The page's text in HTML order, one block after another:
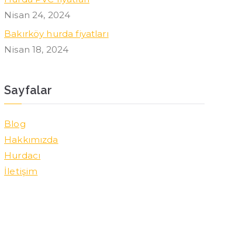
Nisan 24, 2024
Bakırköy hurda fiyatları
Nisan 18, 2024
Sayfalar
Blog
Hakkımızda
Hurdacı
İletişim